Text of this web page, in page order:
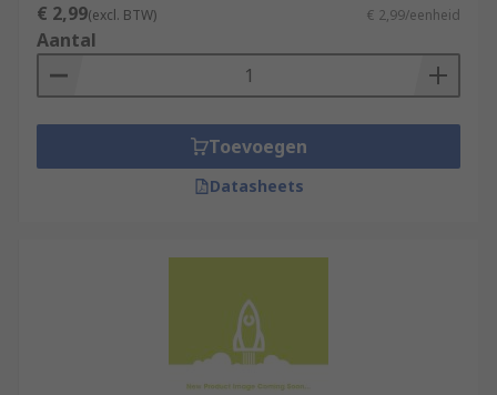
€ 2,99(excl. BTW) € 2,99/eenheid
Aantal
Toevoegen
Datasheets